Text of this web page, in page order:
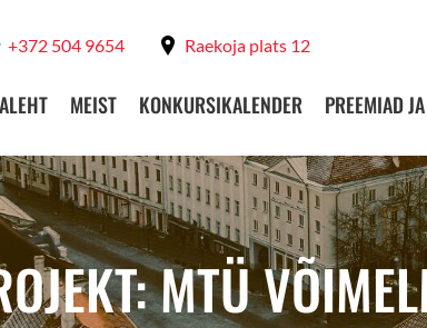
+372 504 9654 Raekoja plats 12
MEIST KONKURSIKALENDER PREEMIAD
MTÜ